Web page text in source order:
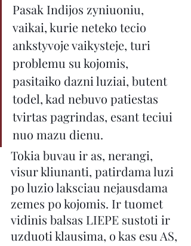
Pasak Indijos zyniuoniu,
vaikai, kurie neteko tecio
ankstyvoje vaikysteje, turi
problemu su kojomis,
pasitaiko dazni luziai, butent
todel, kad nebuvo patiestas
tvirtas pagrindas, esant teciui
nuo mazu dienu.
Tokia buvau ir as, nerangi,
visur kliunanti, patirdama luzi
po luzio laksciau nejausdama
zemes po kojomis. Ir tuomet
vidinis balsas LIEPE sustoti ir
uzduoti klausima, o kas esu AS,